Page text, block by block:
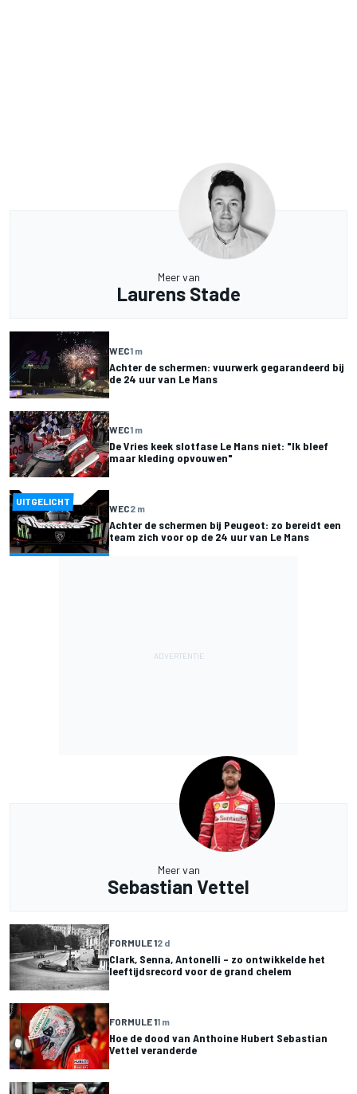
Meer van
Laurens Stade
WEC1 m
Achter de schermen: vuurwerk gegarandeerd bij
de 24 uur van Le Mans
WEC1 m
De Vries keek slotfase Le Mans niet: "Ik bleef
maar kleding opvouwen"
UITGELICHT
WEC2 m
Achter de schermen bij Peugeot: zo bereidt een
team zich voor op de 24 uur van Le Mans
Meer van
Sebastian Vettel
FORMULE 12 d
Clark, Senna, Antonelli – zo ontwikkelde het
leeftijdsrecord voor de grand chelem
FORMULE 11 m
Hoe de dood van Anthoine Hubert Sebastian
Vettel veranderde